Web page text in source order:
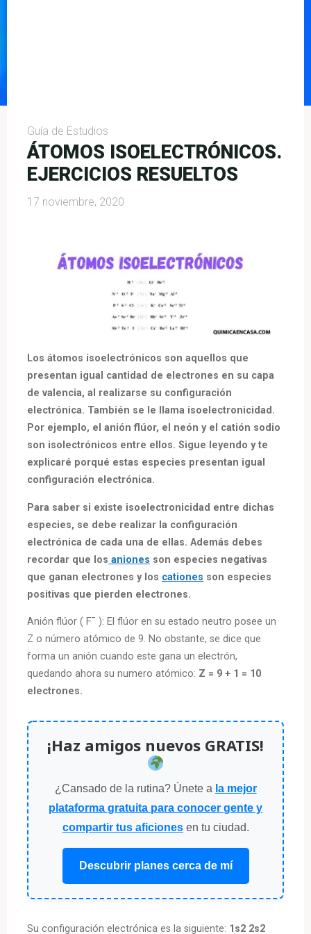
Guía de Estudios
ÁTOMOS ISOELECTRÓNICOS.
EJERCICIOS RESUELTOS
17 noviembre, 2020
Los átomos isoelectrónicos son aquellos que
presentan igual cantidad de electrones en su capa
de valencia, al realizarse su configuración
electrónica. También se le llama isoelectronicidad.
Por ejemplo, el anión flúor, el neón y el catión sodio
son isolectrónicos entre ellos. Sigue leyendo y te
explicaré porqué estas especies presentan igual
configuración electrónica.
Para saber si existe isoelectronicidad entre dichas
especies, se debe realizar la configuración
electrónica de cada una de ellas. Además debes
recordar que los aniones son especies negativas
que ganan electrones y los cationes son especies
positivas que pierden electrones.
Anión flúor ( F¯ ): El flúor en su estado neutro posee un
Z o número atómico de 9. No obstante, se dice que
forma un anión cuando este gana un electrón,
quedando ahora su numero atómico: Z = 9 + 1 = 10
electrones.
¡Haz amigos nuevos GRATIS!
¿Cansado de la rutina? Únete a la mejor
plataforma gratuita para conocer gente y
compartir tus aficionesen tu ciudad.
Descubrir planes cerca de mí
Su configuración electrónica es la siguiente: 1s2 2s2